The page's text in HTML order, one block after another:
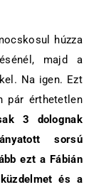
húzza
majd a
Na igen. Ezt
pár érthetetlen
3 dolognak
sorsú
ezt a Fábián
és a